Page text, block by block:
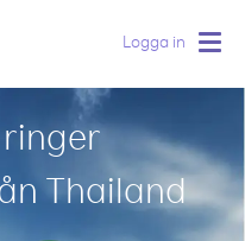
Logga in
Thailand